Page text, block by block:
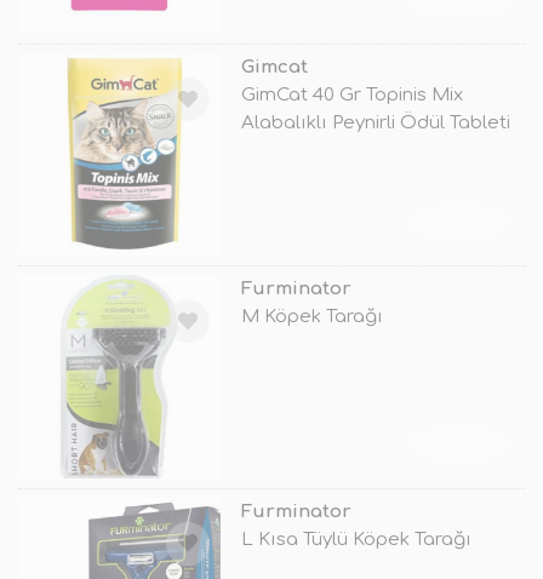
Gimcat
GimCat 40 Gr Topinis Mix
Alabalıklı Peynirli Ödül Tableti
Furminator
M Köpek Tarağı
Furminator
L Kısa Tüylü Köpek Tarağı